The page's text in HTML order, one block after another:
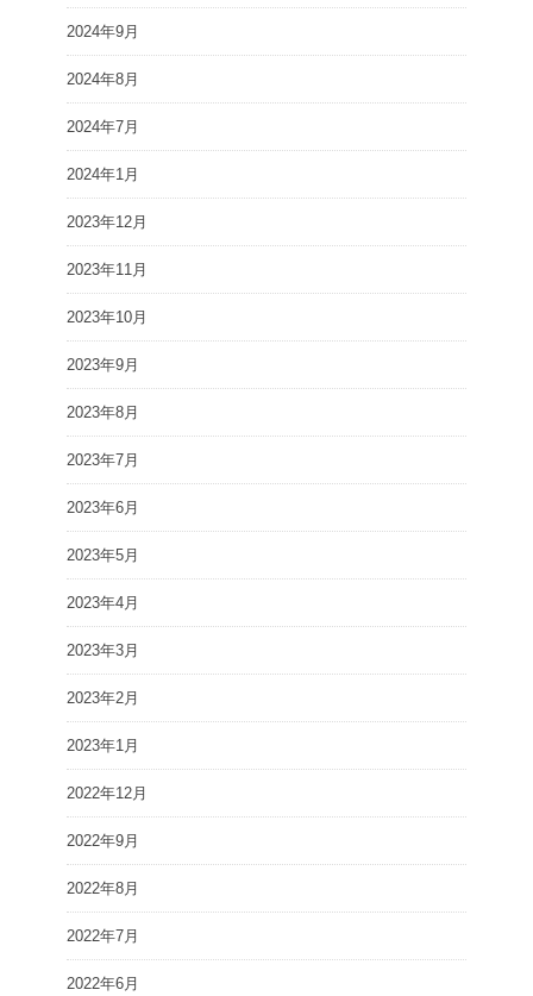
2024年9月
2024年8月
2024年7月
2024年1月
2023年12月
2023年11月
2023年10月
2023年9月
2023年8月
2023年7月
2023年6月
2023年5月
2023年4月
2023年3月
2023年2月
2023年1月
2022年12月
2022年9月
2022年8月
2022年7月
2022年6月